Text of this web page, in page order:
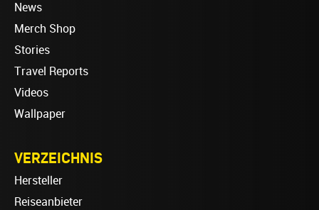
News
Merch Shop
Stories
Travel Reports
Videos
Wallpaper
VERZEICHNIS
Hersteller
Reiseanbieter